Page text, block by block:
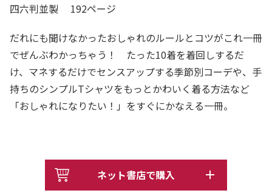
四六判並製 192ページ
だれにも聞けなかったおしゃれのルールとコツがこれ一冊
でぜんぶわかっちゃう！ たった10着を着回しするだ
け、マネするだけでセンスアップする季節別コーデや、手
持ちのシンプルTシャツをもっとかわいく着る方法など
「おしゃれになりたい！」をすぐにかなえる一冊。
ネット書店で購入